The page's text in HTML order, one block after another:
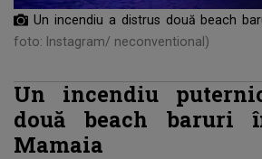
Un incendiu a distrus două beach
foto: Instagram/ neconventional)
Un incendiu
două beach baruri
Mamaia